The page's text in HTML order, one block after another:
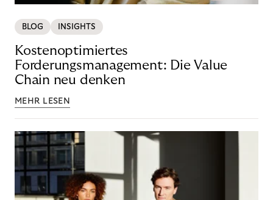
BLOG INSIGHTS
Kostenoptimiertes
Forderungsmanagement: Die Value
Chain neu denken
MEHR LESEN